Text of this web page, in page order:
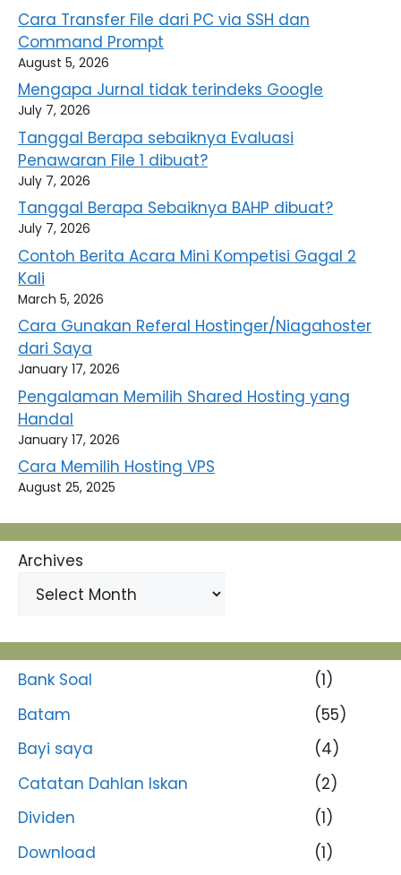
Cara Transfer File dari PC via SSH dan
Command Prompt
August 5, 2026
Mengapa Jurnal tidak terindeks Google
July 7, 2026
Tanggal Berapa sebaiknya Evaluasi
Penawaran File 1 dibuat?
July 7, 2026
Tanggal Berapa Sebaiknya BAHP dibuat?
July 7, 2026
Contoh Berita Acara Mini Kompetisi Gagal 2
Kali
March 5, 2026
Cara Gunakan Referal Hostinger/Niagahoster
dari Saya
January 17, 2026
Pengalaman Memilih Shared Hosting yang
Handal
January 17, 2026
Cara Memilih Hosting VPS
August 25, 2025
Archives
Bank Soal
(1)
Batam
(55)
Bayi saya
(4)
Catatan Dahlan Iskan
(2)
Dividen
(1)
Download
(1)